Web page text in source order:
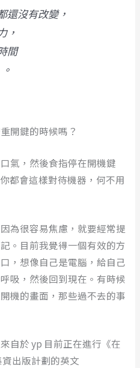
還沒有改變，
，
間
開鍵的時候嗎？
氣，然後食指停在開機鍵
都會這樣對待機器，何不用
為很容易焦慮，就要經常提
。目前我覺得一個有效的方
，想像自己是電腦，給自己
吸，然後回到現在。有時候
機的畫面，那些過不去的事
自於 yp 目前正在進行《在
出版計劃的英文